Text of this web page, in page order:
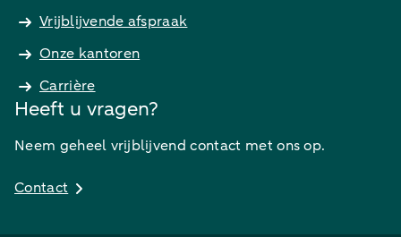
Vrijblijvende afspraak
Onze kantoren
Carrière
Heeft u vragen?
Neem geheel vrijblijvend contact met ons op.
Contact